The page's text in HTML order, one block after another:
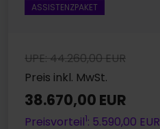
ASSISTENZPAKET
UPE: 44.260,00 EUR
Preis inkl. MwSt.
38.670,00 EUR
Preisvorteil1: 5.590,00 EUR